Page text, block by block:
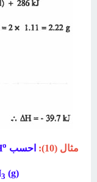
مثال (10): احسب ΔH o
(g) N
3